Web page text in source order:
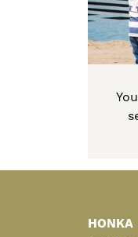
SidebarHONKA